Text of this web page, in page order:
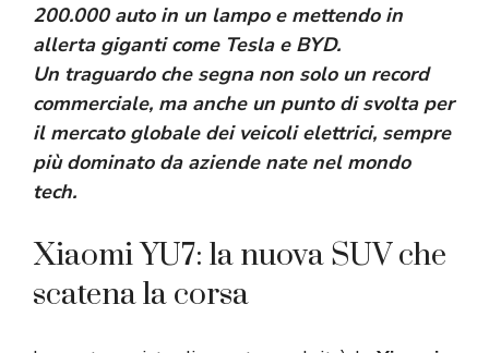
200.000 auto in un lampo e mettendo in
allerta giganti come Tesla e BYD.
Un traguardo che segna non solo un record
commerciale, ma anche un punto di svolta per
il mercato globale dei veicoli elettrici, sempre
più dominato da aziende nate nel mondo
tech.
Xiaomi YU7: la nuova SUV che
scatena la corsa